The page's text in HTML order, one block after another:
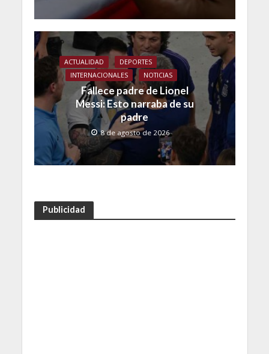
ACTUALIDAD
DEPORTES
INTERNACIONALES
NOTICIAS
Fallece padre de Lionel
Messi: Esto narraba de su
padre
8 de agosto de 2026
Publicidad